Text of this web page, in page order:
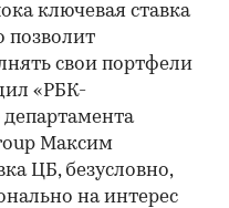
ключевая ставка
позволит
свои портфели
«РБК-
Максим
ЦБ, безусловно,
на интерес